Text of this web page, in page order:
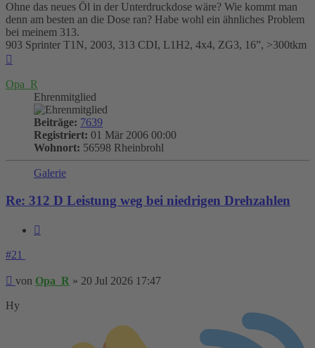
Ohne das neues Öl in der Unterdruckdose wäre? Wie kommt man
denn am besten an die Dose ran? Habe wohl ein ähnliches Problem
bei meinem 313.
903 Sprinter T1N, 2003, 313 CDI, L1H2, 4x4, ZG3, 16”, >300tkm
Opa_R
Ehrenmitglied
Beiträge: 7639
Registriert: 01 Mär 2006 00:00
Wohnort: 56598 Rheinbrohl
Galerie
Re: 312 D Leistung weg bei niedrigen Drehzahlen
#21
Beitrag
von Opa_R » 20 Jul 2026 17:47
Hy